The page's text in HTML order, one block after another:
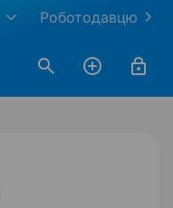
Роботодавцю